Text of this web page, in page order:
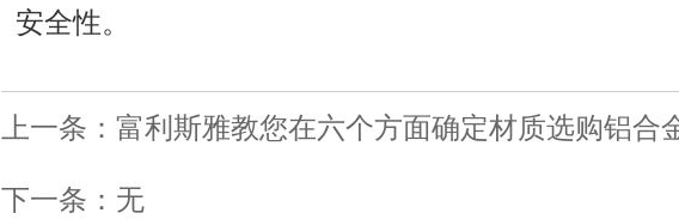
安全性。
上一条： 富利斯雅教您在六个方面确定材质选购铝合
下一条：无